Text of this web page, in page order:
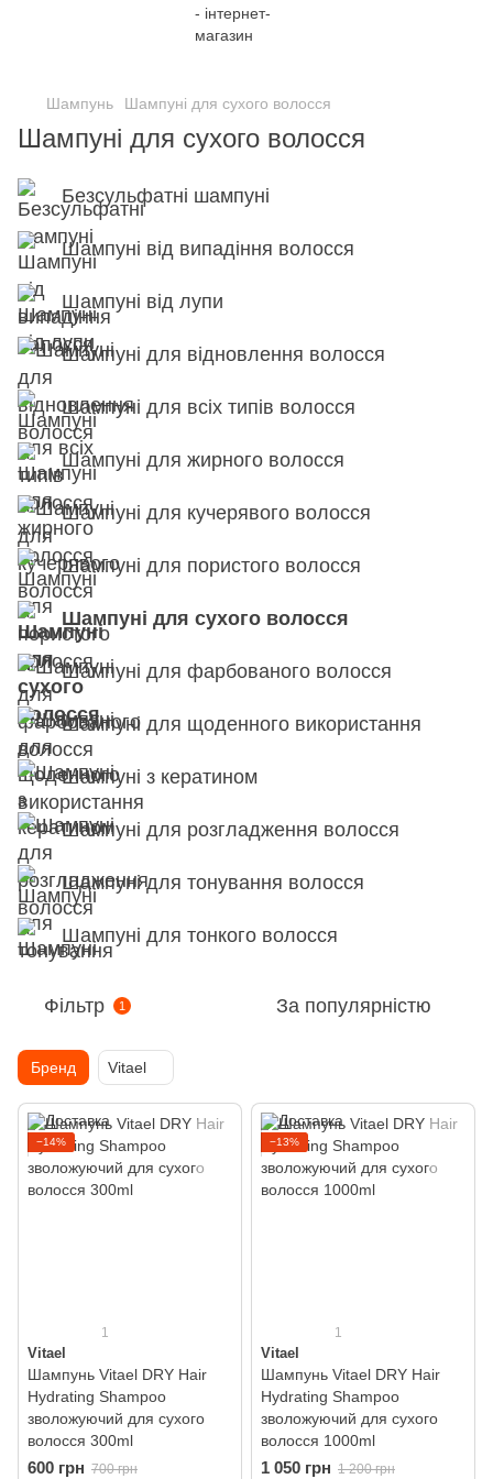
Шампунь Шампуні для сухого волосся
Шампуні для сухого волосся
Безсульфатні шампуні
Шампуні від випадіння волосся
Шампуні від лупи
Шампуні для відновлення волосся
Шампуні для всіх типів волосся
Шампуні для жирного волосся
Шампуні для кучерявого волосся
Шампуні для пористого волосся
Шампуні для сухого волосся
Шампуні для фарбованого волосся
Шампуні для щоденного використання
Шампуні з кератином
Шампуні для розгладження волосся
Шампуні для тонування волосся
Шампуні для тонкого волосся
Фільтр 1 За популярністю
Бренд Vitael
−14%
1
Vitael
Шампунь Vitael DRY Hair
Hydrating Shampoo
зволожуючий для сухого
волосся 300ml
600 грн 700 грн
−13%
1
Vitael
Шампунь Vitael DRY Hair
Hydrating Shampoo
зволожуючий для сухого
волосся 1000ml
1 050 грн 1 200 грн